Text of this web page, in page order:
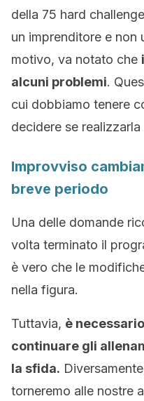
della 75 hard
un imprenditore e non
motivo, va notato che
alcuni problemi.
cui dobbiamo tenere
decidere se
Improvviso
breve periodo
Una delle domande
volta terminato il
è vero che le
nella figura.
Tuttavia, è
continuare gli
la sfida.
torneremo alle nostre